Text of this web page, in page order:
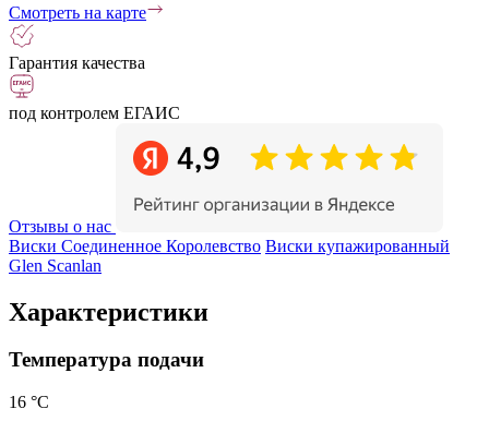
Смотреть на карте
Гарантия качества
под контролем ЕГАИС
Отзывы о нас
Виски Соединенное Королевство Виски купажированный
Glen Scanlan
Характеристики
Температура подачи
16 °С